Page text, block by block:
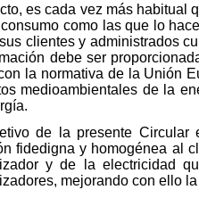
es cada vez más habitual
como las que lo
clientes y administrados
debe ser
la normativa de la Unión
medioambientales de la
de la presente Circular
fidedigna y homogénea al
y de la electricidad
mejorando con ello